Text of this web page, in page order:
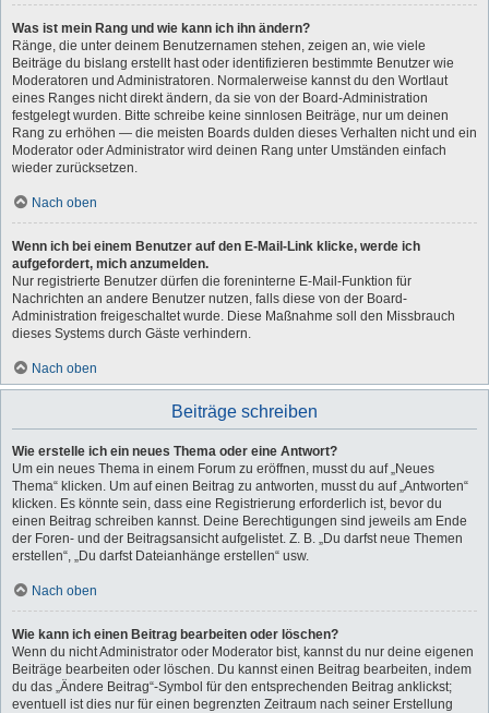
Was ist mein Rang und wie kann ich ihn ändern?
Ränge, die unter deinem Benutzernamen stehen, zeigen an, wie viele
Beiträge du bislang erstellt hast oder identifizieren bestimmte Benutzer wie
Moderatoren und Administratoren. Normalerweise kannst du den Wortlaut
eines Ranges nicht direkt ändern, da sie von der Board-Administration
festgelegt wurden. Bitte schreibe keine sinnlosen Beiträge, nur um deinen
Rang zu erhöhen — die meisten Boards dulden dieses Verhalten nicht und ein
Moderator oder Administrator wird deinen Rang unter Umständen einfach
wieder zurücksetzen.
Nach oben
Wenn ich bei einem Benutzer auf den E-Mail-Link klicke, werde ich
aufgefordert, mich anzumelden.
Nur registrierte Benutzer dürfen die foreninterne E-Mail-Funktion für
Nachrichten an andere Benutzer nutzen, falls diese von der Board-
Administration freigeschaltet wurde. Diese Maßnahme soll den Missbrauch
dieses Systems durch Gäste verhindern.
Nach oben
Beiträge schreiben
Wie erstelle ich ein neues Thema oder eine Antwort?
Um ein neues Thema in einem Forum zu eröffnen, musst du auf „Neues
Thema“ klicken. Um auf einen Beitrag zu antworten, musst du auf „Antworten“
klicken. Es könnte sein, dass eine Registrierung erforderlich ist, bevor du
einen Beitrag schreiben kannst. Deine Berechtigungen sind jeweils am Ende
der Foren- und der Beitragsansicht aufgelistet. Z. B. „Du darfst neue Themen
erstellen“, „Du darfst Dateianhänge erstellen“ usw.
Nach oben
Wie kann ich einen Beitrag bearbeiten oder löschen?
Wenn du nicht Administrator oder Moderator bist, kannst du nur deine eigenen
Beiträge bearbeiten oder löschen. Du kannst einen Beitrag bearbeiten, indem
du das „Ändere Beitrag“-Symbol für den entsprechenden Beitrag anklickst;
eventuell ist dies nur für einen begrenzten Zeitraum nach seiner Erstellung